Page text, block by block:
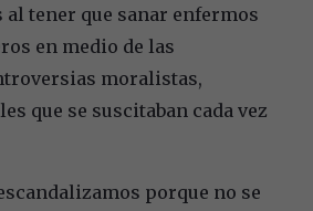
al tener que sanar enfermos
en medio de las
moralistas,
que se suscitaban cada vez
porque no se